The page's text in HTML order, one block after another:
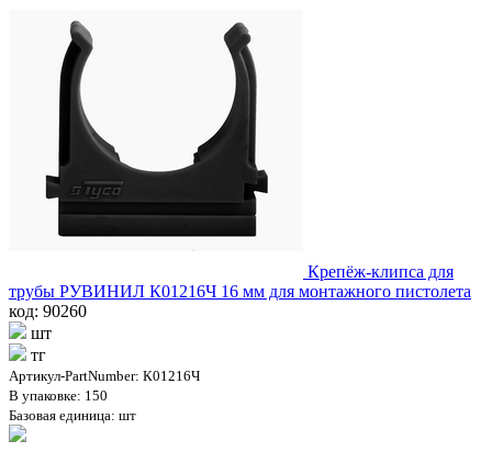
Крепёж-клипса для
трубы РУВИНИЛ К01216Ч 16 мм для монтажного пистолета
код: 90260
шт
тг
Артикул-PartNumber: К01216Ч
В упаковке: 150
Базовая единица: шт